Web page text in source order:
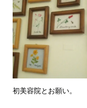
初美容院とお願い。